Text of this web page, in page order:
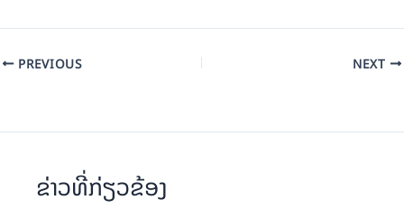
PREVIOUS NEXT
ຂ່າວທີ່ກ່ຽວຂ້ອງ